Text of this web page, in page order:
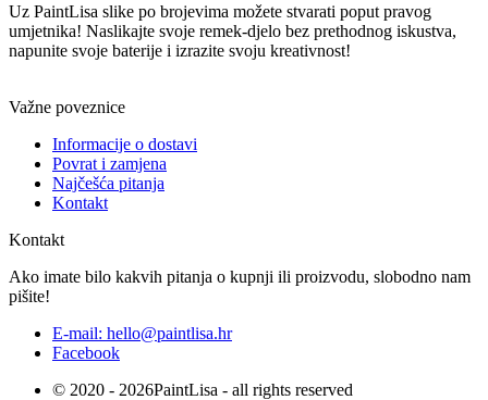
Uz PaintLisa slike po brojevima možete stvarati poput pravog
umjetnika! Naslikajte svoje remek-djelo bez prethodnog iskustva,
napunite svoje baterije i izrazite svoju kreativnost!
Važne poveznice
Informacije o dostavi
Povrat i zamjena
Najčešća pitanja
Kontakt
Kontakt
Ako imate bilo kakvih pitanja o kupnji ili proizvodu, slobodno nam
pišite!
E-mail: hello@paintlisa.hr
Facebook
© 2020 - 2026PaintLisa - all rights reserved